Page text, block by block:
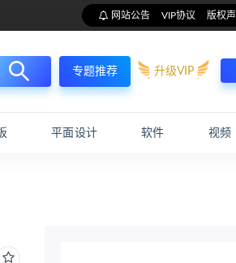
网站公告 VIP协议 版权
专题推荐 升级VIP
平面设计 软件 视频